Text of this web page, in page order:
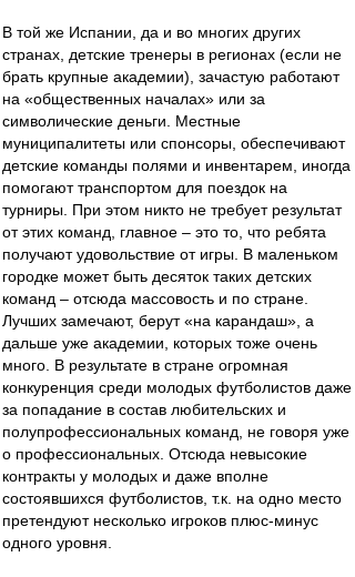
В той же Испании, да и во многих других
странах, детские тренеры в регионах (если не
брать крупные академии), зачастую работают
на «общественных началах» или за
символические деньги. Местные
муниципалитеты или спонсоры, обеспечивают
детские команды полями и инвентарем, иногда
помогают транспортом для поездок на
турниры. При этом никто не требует результат
от этих команд, главное – это то, что ребята
получают удовольствие от игры. В маленьком
городке может быть десяток таких детских
команд – отсюда массовость и по стране.
Лучших замечают, берут «на карандаш», а
дальше уже академии, которых тоже очень
много. В результате в стране огромная
конкуренция среди молодых футболистов даже
за попадание в состав любительских и
полупрофессиональных команд, не говоря уже
о профессиональных. Отсюда невысокие
контракты у молодых и даже вполне
состоявшихся футболистов, т.к. на одно место
претендуют несколько игроков плюс-минус
одного уровня.